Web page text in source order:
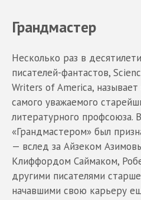
Грандмастер
Несколько раз в
писателей-фантастов,
Writers of America, называет
самого уважаемого
литературного профсоюза. В
«Грандмастером» был
— вслед за Айзеком
Клиффордом Саймаком,
другими писателями
начавшими свою карьеру